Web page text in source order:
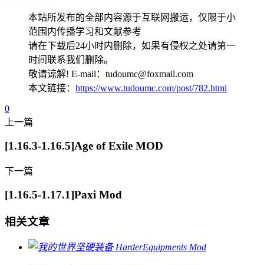
本站所发布的全部内容源于互联网搬运，仅限于小
范围内传播学习和文献参考
请在下载后24小时内删除，如果有侵权之处请第一
时间联系我们删除。
敬请谅解! E-mail：tudoumc@foxmail.com
本文链接： https://www.tudoumc.com/post/782.html
0
上一篇
[1.16.3-1.16.5]Age of Exile MOD
下一篇
[1.16.5-1.17.1]Paxi Mod
相关文章